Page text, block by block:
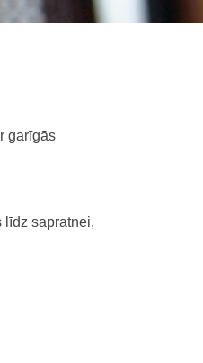
garīgās
līdz sapratnei,